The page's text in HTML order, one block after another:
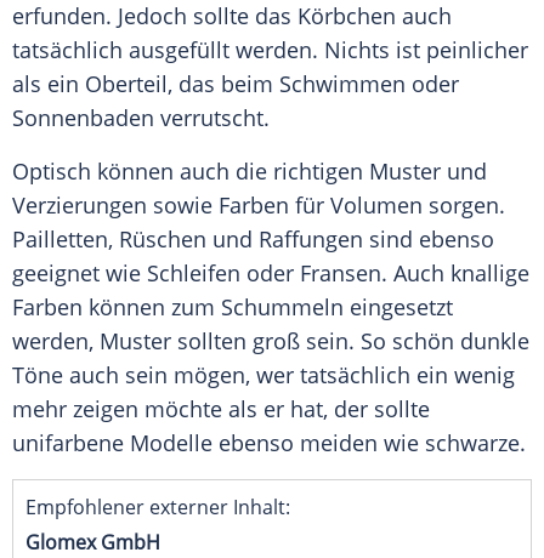
erfunden. Jedoch sollte das Körbchen auch
tatsächlich ausgefüllt werden. Nichts ist peinlicher
als ein Oberteil, das beim Schwimmen oder
Sonnenbaden verrutscht.
Optisch können auch die richtigen Muster und
Verzierungen sowie Farben für Volumen sorgen.
Pailletten, Rüschen und Raffungen sind ebenso
geeignet wie Schleifen oder Fransen. Auch knallige
Farben können zum Schummeln eingesetzt
werden, Muster sollten groß sein. So schön dunkle
Töne auch sein mögen, wer tatsächlich ein wenig
mehr zeigen möchte als er hat, der sollte
unifarbene Modelle ebenso meiden wie schwarze.
Empfohlener externer Inhalt:
Glomex GmbH